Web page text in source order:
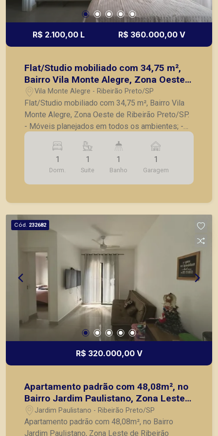
R$ 2.100,00 L R$ 360.000,00 V
Flat/Studio mobiliado com 34,75 m²,
Bairro Vila Monte Alegre, Zona Oeste
de Ribeirão Preto/SP.
Vila Monte Alegre - Ribeirão Preto/SP
Flat/Studio mobiliado com 34,75 m², Bairro Vila
Monte Alegre, Zona Oeste de Ribeirão Preto/SP.
- Móveis planejados em todos os ambientes; -
Cozinha com armários planejados; - Banheiro
social completo; - Eletrodomésticos, incluindo
geladeira, micro-ondas e cooktop; - Utensílios
domésticos essenciais; - Enxoval básico incluso;
- Pronto para morar; - 01 Vaga de garagem; Ideal
preocupação com mudanças, compra de móveis
ou montagem do imóvel. A Piramid tem como
objetivo atender seus clientes com agilidade e
segurança, em locação, vendas de imóveis
prontos, usados ou mesmo nos principais
lançamentos da cidade de Ribeirão Preto.
1
Dorm.
1
Suite
1
Banho
1
Garagem
Cód. 232682
R$ 320.000,00 V
Apartamento padrão com 48,08m², no
Bairro Jardim Paulistano, Zona Leste
de Ribeirão Preto/SP;
Jardim Paulistano - Ribeirão Preto/SP
Apartamento padrão com 48,08m², no Bairro
Jardim Paulistano, Zona Leste de Ribeirão